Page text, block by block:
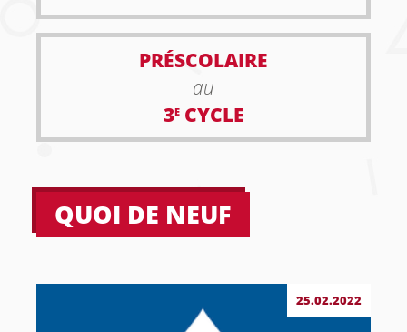
PRÉSCOLAIRE
au
3ECYCLE
QUOI DE NEUF
25.02.2022